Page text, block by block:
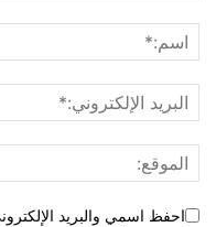
احفظ اسمي والبريد